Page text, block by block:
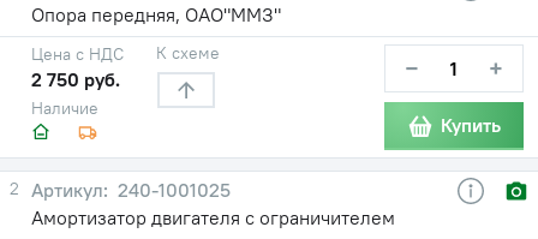
Опора передняя, ОАО"ММЗ"
Наличие
Цена с НДС
2 750 руб.
К схеме − +
Купить
2
240-1001025
Амортизатор двигателя с ограничителем